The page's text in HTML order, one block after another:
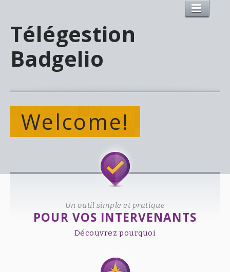
Télégestion
Badgelio
Welcome!
Un outil simple et pratique
POUR VOS INTERVENANTS
Découvrez pourquoi